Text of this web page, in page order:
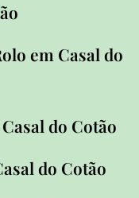
em Casal do
do Cotão
do Cotão